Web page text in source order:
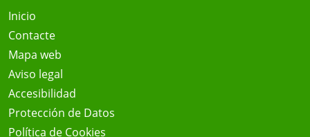
Inicio
Contacte
Mapa web
Aviso legal
Accesibilidad
Protección de Datos
Política de Cookies